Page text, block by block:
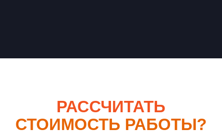
РАССЧИТАТЬ
СТОИМОСТЬ РАБОТЫ?